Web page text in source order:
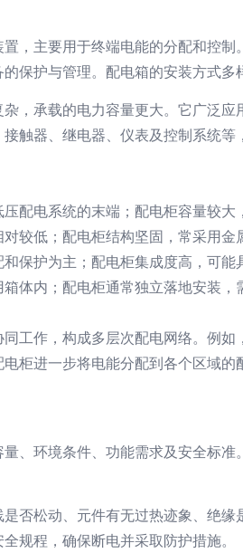
，主要用于终端电能的分配和控
保护与管理。配电箱的安装方式多
，承载的电力容量更大。它广泛
触器、继电器、仪表及控制系统等
配电系统的末端；配电柜容量较大
较低；配电柜结构坚固，常采用金
保护为主；配电柜集成度高，可能
体内；配电柜通常独立落地安装，
工作，构成多层次配电网络。例
柜进一步将电能分配到各个区域
、环境条件、功能需求及安全标
否松动、元件有无过热迹象、绝
规程，确保断电并采取防护措施。